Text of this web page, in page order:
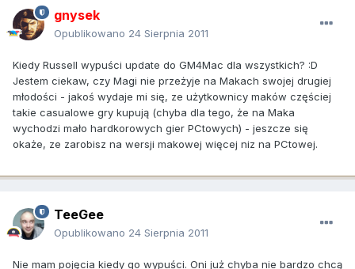
gnysek
Opublikowano 24 Sierpnia 2011
Kiedy Russell wypuści update do GM4Mac dla wszystkich? :D
Jestem ciekaw, czy Magi nie przeżyje na Makach swojej drugiej
młodości - jakoś wydaje mi się, ze użytkownicy maków częściej
takie casualowe gry kupują (chyba dla tego, że na Maka
wychodzi mało hardkorowych gier PCtowych) - jeszcze się
okaże, ze zarobisz na wersji makowej więcej niz na PCtowej.
TeeGee
Opublikowano 24 Sierpnia 2011
Nie mam pojęcia kiedy go wypuści. Oni już chyba nie bardzo chcą